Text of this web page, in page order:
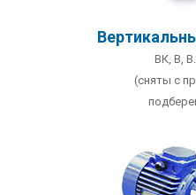
ВК, В,
(сняты с